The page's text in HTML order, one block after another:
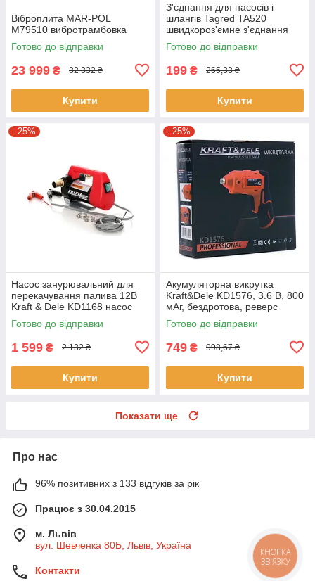
Віброплита MAR-POL
M79510 вибротрамбовка
Готово до відправки
23 999 ₴ 32 332 ₴
Купити
З'єднання для насосів і
шлангів Tagred TA520
швидкороз'ємне з'єднання
для шлангів
Готово до відправки
199 ₴ 265,33 ₴
Купити
–25%
Насос занурювальний для
перекачування палива 12В
Kraft & Dele KD1168 насос
для перекачування
Готово до відправки
1 599 ₴ 2 132 ₴
Купити
–25%
Акумуляторна викрутка
Kraft&Dele KD1576, 3.6 В, 800
мАг, бездротова, реверс
Готово до відправки
749 ₴ 998,67 ₴
Купити
Показати ще
Про нас
96% позитивних з 133 відгуків за рік
Працює з 30.04.2015
м. Львів
вул. Шевченка 80Б, Львів, Україна
Контакти
КНОПКА
ЗВ'ЯЗКУ